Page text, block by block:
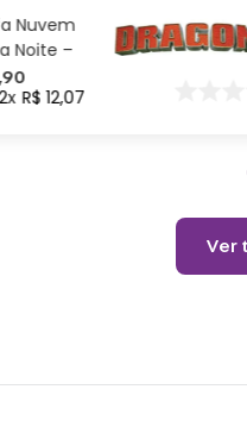
Nuvem
Noite –
90
R$ 12,07
Ver